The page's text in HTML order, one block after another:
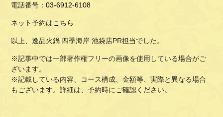
電話番号：03-6912-6108
ネット予約はこちら
以上、逸品火鍋 四季海岸 池袋店PR担当でした。
※記事中では一部著作権フリーの画像を使用している場合がご
ざいます。
※記載している内容、コース構成、金額等、実際と異なる場合
もございます。詳細は、予約時にご確認ください。